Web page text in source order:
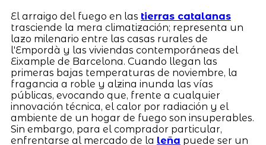
El arraigo del fuego en las tierras catalanas
trasciende la mera climatización; representa un
lazo milenario entre las casas rurales de
l'Empordà y las viviendas contemporáneas del
Eixample de Barcelona. Cuando llegan las
primeras bajas temperaturas de noviembre, la
fragancia a roble y alzina inunda las vías
públicas, evocando que, frente a cualquier
innovación técnica, el calor por radiación y el
ambiente de un hogar de fuego son insuperables.
Sin embargo, para el comprador particular,
enfrentarse al mercado de la leña puede ser un